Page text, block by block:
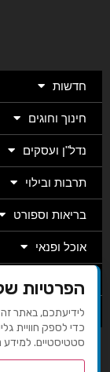
חדשות
חינוך וחוגים
נדל"ן ועסקים
תרבות ובילוי
בריאות וספורט
אוכל ופנאי
מערכת
הפרטיות
כדי לספק חוויית
סטטיסטיים. למידע